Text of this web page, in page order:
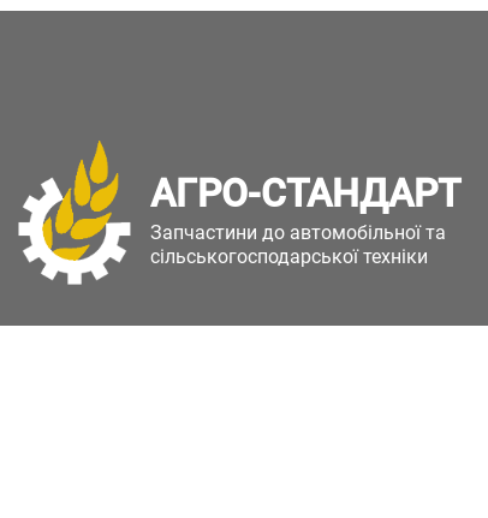
АГРО-СТАНДАРТ
Запчастини до автомобільної та
сільськогосподарської техніки